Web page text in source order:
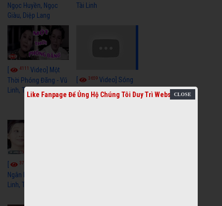
Ngọc Huyền, Ngọc
Giàu, Diệp Lang
Tài Linh
4111 Video] Một
Thời Phóng Đãng - Vũ
Linh, Tài Linh, Chí Linh
3659Video] Sóng
Gió Làng Chài - Vũ
Linh, Tài Linh, Khánh
3770
Ngân Hà - Vũ Linh, Tài
Linh, Thoại Mỹ
Like Fanpage Để Ủng Hộ Chúng Tôi Duy Trì Website